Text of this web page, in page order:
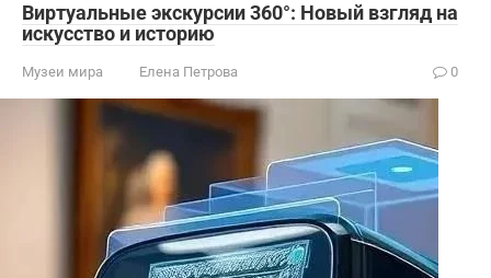
Виртуальные экскурсии 360°: Новый взгляд на
искусство и историю
Музеи мира Елена Петрова 0